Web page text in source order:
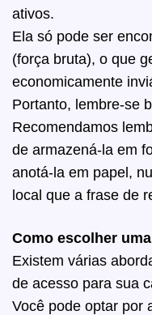
ativos.
Ela só pode ser
(força bruta), o que
economicamente
Portanto, lembre-se
Recomendamos
de armazená-la em
anotá-la em papel,
local que a frase de
Como escolher
Existem várias
de acesso para sua
Você pode optar por